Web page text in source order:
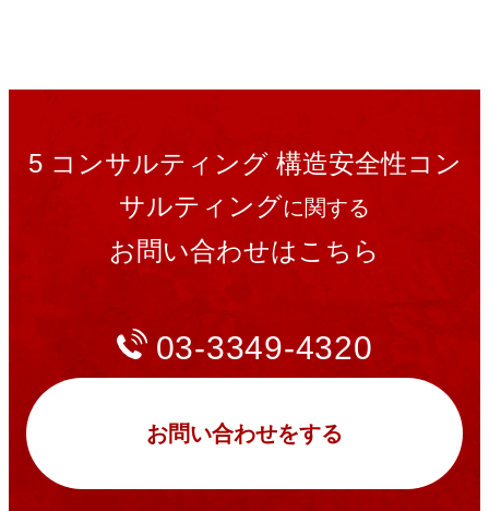
5 コンサルティング 構造安全性コン
サルティングに関する
お問い合わせはこちら
03-3349-4320
お問い合わせをする